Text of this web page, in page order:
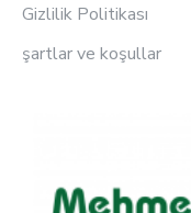
Akü
Gizlilik Politikası
şartlar ve koşullar